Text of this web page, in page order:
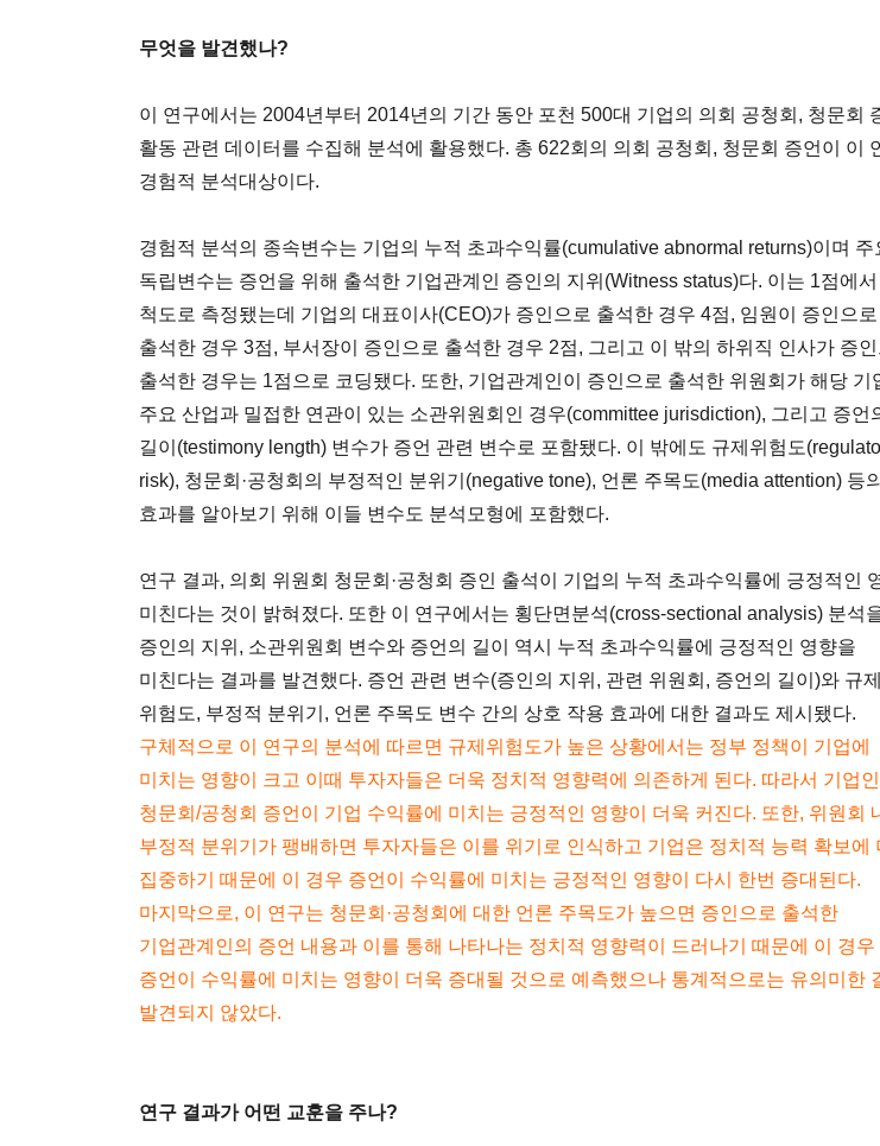
무엇을 발견했나?
이 연구에서는 2004년부터 2014년의 기간 동안 포천 500대 기업의 의회 공청회, 청문회
활동 관련 데이터를 수집해 분석에 활용했다. 총 622회의 의회 공청회, 청문회 증언이 이
경험적 분석대상이다.
경험적 분석의 종속변수는 기업의 누적 초과수익률(cumulative abnormal returns)이며 주
독립변수는 증언을 위해 출석한 기업관계인 증인의 지위(Witness status)다. 이는 1점에서
척도로 측정됐는데 기업의 대표이사(CEO)가 증인으로 출석한 경우 4점, 임원이 증인으로
출석한 경우 3점, 부서장이 증인으로 출석한 경우 2점, 그리고 이 밖의 하위직 인사가 증인
출석한 경우는 1점으로 코딩됐다. 또한, 기업관계인이 증인으로 출석한 위원회가 해당 기
주요 산업과 밀접한 연관이 있는 소관위원회인 경우(committee jurisdiction), 그리고 증언
길이(testimony length) 변수가 증언 관련 변수로 포함됐다. 이 밖에도 규제위험도
risk), 청문회·공청회의 부정적인 분위기(negative tone), 언론 주목도(media attention) 등
효과를 알아보기 위해 이들 변수도 분석모형에 포함했다.
연구 결과, 의회 위원회 청문회·공청회 증인 출석이 기업의 누적 초과수익률에 긍정적인
미친다는 것이 밝혀졌다. 또한 이 연구에서는 횡단면분석(cross-sectional analysis) 분석
증인의 지위, 소관위원회 변수와 증언의 길이 역시 누적 초과수익률에 긍정적인 영향을
미친다는 결과를 발견했다. 증언 관련 변수(증인의 지위, 관련 위원회, 증언의 길이)와 규제
위험도, 부정적 분위기, 언론 주목도 변수 간의 상호 작용 효과에 대한 결과도 제시됐다.
구체적으로 이 연구의 분석에 따르면 규제위험도가 높은 상황에서는 정부 정책이 기업에
미치는 영향이 크고 이때 투자자들은 더욱 정치적 영향력에 의존하게 된다. 따라서 기업인
청문회/공청회 증언이 기업 수익률에 미치는 긍정적인 영향이 더욱 커진다. 또한, 위원회
부정적 분위기가 팽배하면 투자자들은 이를 위기로 인식하고 기업은 정치적 능력 확보에
집중하기 때문에 이 경우 증언이 수익률에 미치는 긍정적인 영향이 다시 한번 증대된다.
마지막으로, 이 연구는 청문회·공청회에 대한 언론 주목도가 높으면 증인으로 출석한
기업관계인의 증언 내용과 이를 통해 나타나는 정치적 영향력이 드러나기 때문에 이 경우
증언이 수익률에 미치는 영향이 더욱 증대될 것으로 예측했으나 통계적으로는 유의미한
발견되지 않았다.
연구 결과가 어떤 교훈을 주나?